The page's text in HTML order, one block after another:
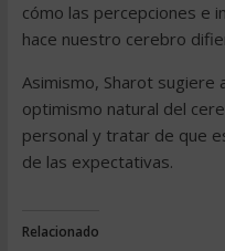
cómo las percepciones e
hace nuestro cerebro
Asimismo, Sharot sugiere
optimismo natural del
personal y tratar de que
de las expectativas.
Relacionado